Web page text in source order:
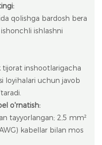
qolishga bardosh bera
ishlashni
tijorat inshootlarigacha
loyihalari uchun javob
o'rnatish:
tayyorlangan; 2,5 mm²
kabellar bilan mos